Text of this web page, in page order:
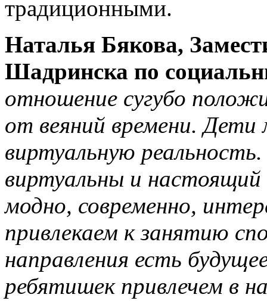
традиционными.
Наталья Бякова,
Шадринска по
отношение сугубо
от веяний времени. Дети
виртуальную
виртуальны и
модно, современно,
привлекаем к занятию
направления есть
ребятишек привлечем в